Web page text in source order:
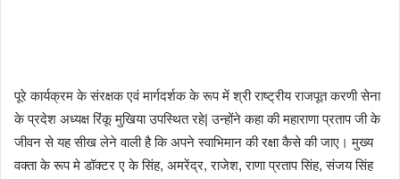
पूरे कार्यक्रम के संरक्षक एवं मार्गदर्शक के रूप में श्री राष्ट्रीय राजपूत करणी सेना
के प्रदेश अध्यक्ष रिंकू मुखिया उपस्थित रहे| उन्होंने कहा की महाराणा प्रताप जी के
जीवन से यह सीख लेने वाली है कि अपने स्वाभिमान की रक्षा कैसे की जाए। मुख्य
वक्ता के रूप मे डॉक्टर ए के सिंह, अमरेंद्र, राजेश, राणा प्रताप सिंह, संजय सिंह